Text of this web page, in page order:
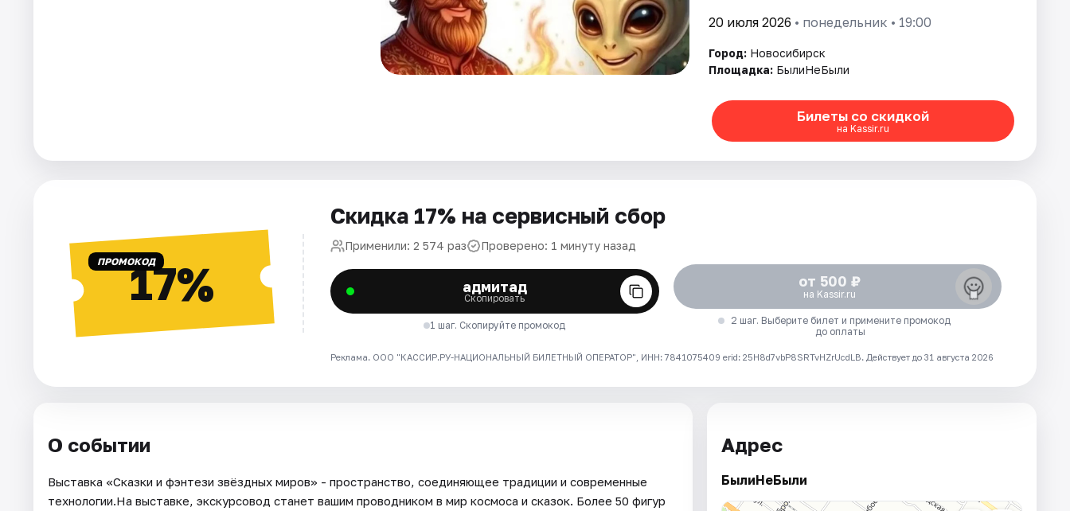
Города
Рейтинги
20 июля 2026 • понедельник • 19:00
Город: Новосибирск
Площадка: БылиНеБыли
Билеты со скидкой
на Kassir.ru
ПРОМОКОД17%
Скидка 17% на сервисный сбор
Применили: 2 574 раз Проверено: 1 минуту назад
адмитад
Скопировать
1 шаг. Скопируйте промокод
от 500 ₽
на Kassir.ru
2 шаг. Выберите билет и примените промокод
до оплаты
Реклама. ООО "КАССИР.РУ-НАЦИОНАЛЬНЫЙ БИЛЕТНЫЙ ОПЕРАТОР", ИНН: 7841075409 erid: 25H8d7vbP8SRTvHZrUcdLB. Действует до 31 августа 2026
О событии
Выставка «Сказки и фэнтези звёздных миров» - пространство, соединяющее традиции и современные
технологии.На выставке, экскурсовод станет вашим проводником в мир космоса и сказок. Более 50 фигур
Адрес
БылиНеБыли